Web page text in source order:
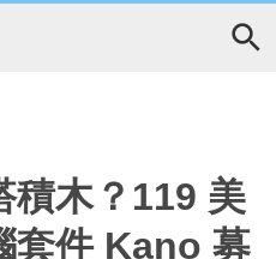
積木？119 美
套件 Kano 募